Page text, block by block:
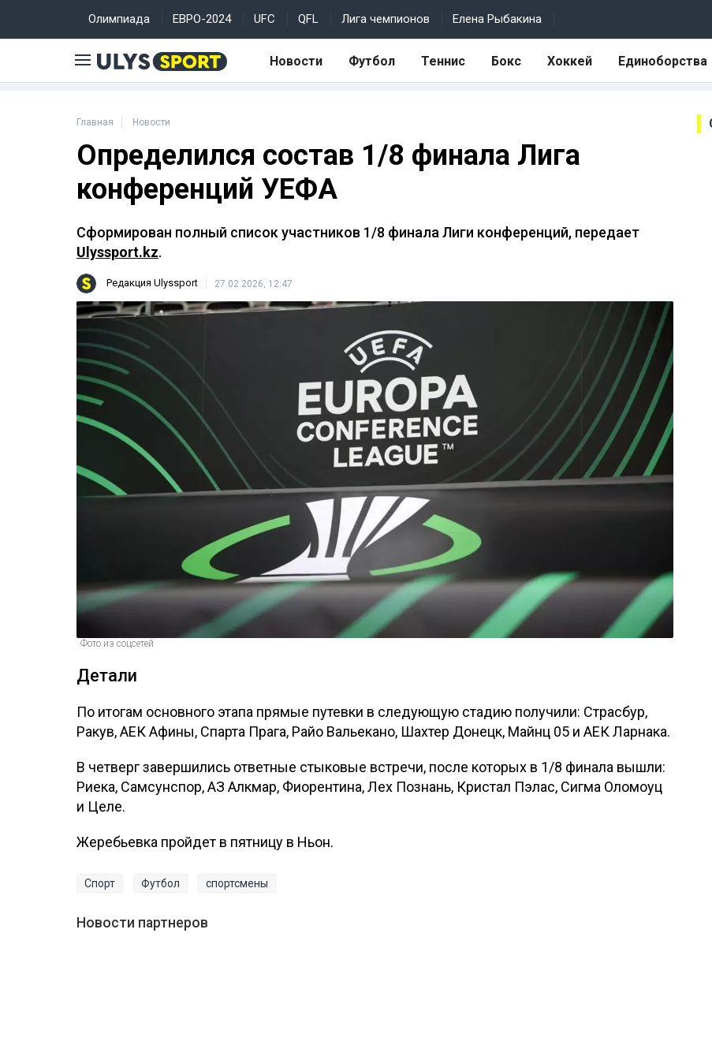
Олимпиада ЕВРО-2024 UFC QFL Лига чемпионов Елена Рыбакина
Новости Футбол Теннис Бокс Хоккей Единоборства
Главная Новости
Определился состав 1/8 финала Лига
конференций УЕФА
Сформирован полный список участников 1/8 финала Лиги конференций, передает
Ulyssport.kz.
Редакция Ulyssport 27.02.2026, 12:47
Фото из соцсетей
Детали
По итогам основного этапа прямые путевки в следующую стадию получили: Страсбур,
Ракув, АЕК Афины, Спарта Прага, Райо Вальекано, Шахтер Донецк, Майнц 05 и АЕК Ларнака.
В четверг завершились ответные стыковые встречи, после которых в 1/8 финала вышли:
Риека, Самсунспор, АЗ Алкмар, Фиорентина, Лех Познань, Кристал Пэлас, Сигма Оломоуц
и Целе.
Жеребьевка пройдет в пятницу в Ньон.
Спорт Футбол спортсмены
Новости партнеров